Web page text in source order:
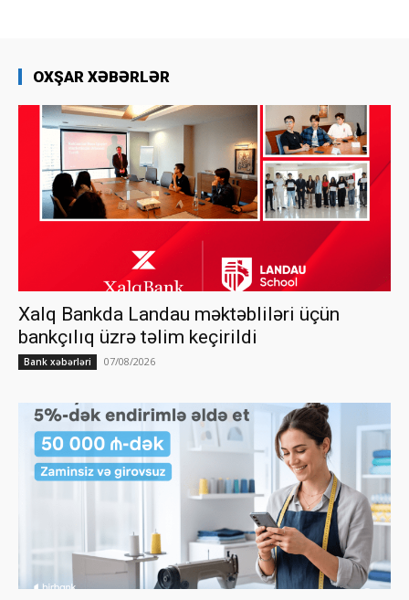
OXŞAR XƏBƏRLƏR
Xalq Bankda Landau məktəbliləri üçün
bankçılıq üzrə təlim keçirildi
Bank xəbərləri 07/08/2026